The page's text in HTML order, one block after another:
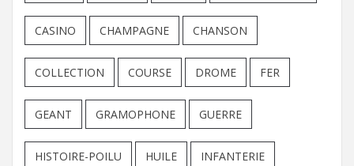
CASINO CHAMPAGNE CHANSON
COLLECTION COURSE DROME FER
GEANT GRAMOPHONE GUERRE
HISTOIRE-POILU HUILE INFANTERIE